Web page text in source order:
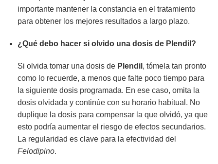
importante mantener la constancia en el tratamiento
para obtener los mejores resultados a largo plazo.
¿Qué debo hacer si olvido una dosis de Plendil ?
Si olvida tomar una dosis de Plendil , tómela tan pronto
como lo recuerde, a menos que falte poco tiempo para
la siguiente dosis programada. En ese caso, omita la
dosis olvidada y continúe con su horario habitual. No
duplique la dosis para compensar la que olvidó, ya que
esto podría aumentar el riesgo de efectos secundarios.
La regularidad es clave para la efectividad del
Felodipino.